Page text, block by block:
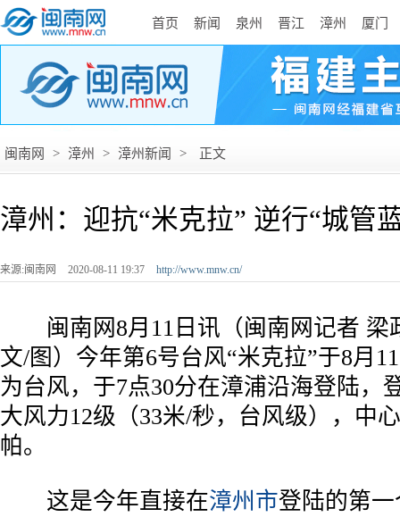
首页 新闻 泉州 晋江 漳州 厦门
闽南网 > 漳州 > 漳州新闻 > 正文
漳州：迎抗“米克拉” 逆行“城管
来源:闽南网 2020-08-11 19:37 http://www.mnw.cn/
闽南网8月11日讯（闽南网记者 梁
文/图）今年第6号台风“米克拉”于8月
为台风，于7点30分在漳浦沿海登陆，
大风力12级（33米/秒，台风级），中
帕。
这是今年直接在漳州市登陆的第